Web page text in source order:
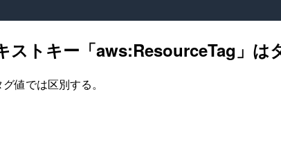
ストキー「aws:ResourceTag」
値では区別する。